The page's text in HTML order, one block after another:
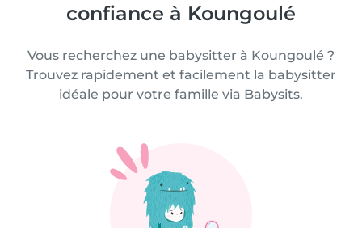
confiance à Koungoulé
Vous recherchez une babysitter à Koungoulé ?
Trouvez rapidement et facilement la babysitter
idéale pour votre famille via Babysits.